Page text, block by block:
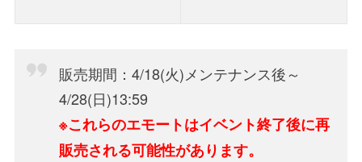
販売期間：4/18(火)メンテナンス後～
4/28(日)13:59
※これらのエモートはイベント終了後に再
販売される可能性があります。